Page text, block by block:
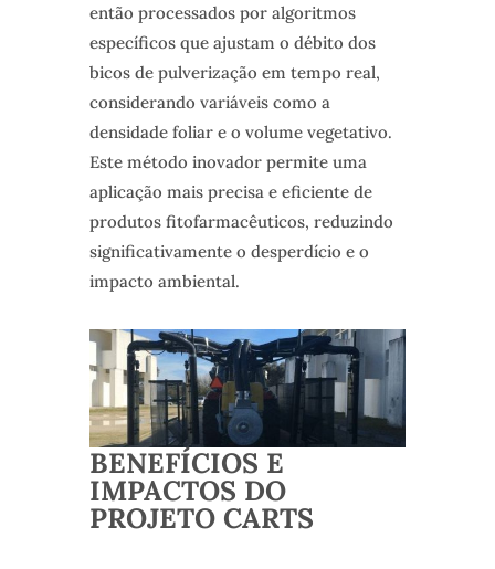
então processados por algoritmos
específicos que ajustam o débito dos
bicos de pulverização em tempo real,
considerando variáveis como a
densidade foliar e o volume vegetativo.
Este método inovador permite uma
aplicação mais precisa e eficiente de
produtos fitofarmacêuticos, reduzindo
significativamente o desperdício e o
impacto ambiental.
BENEFÍCIOS E
IMPACTOS DO
PROJETO CARTS